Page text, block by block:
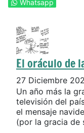
Whatsapp
El oráculo de
27 Diciembre
Un año más la
televisión del
el mensaje
(por la gracia de